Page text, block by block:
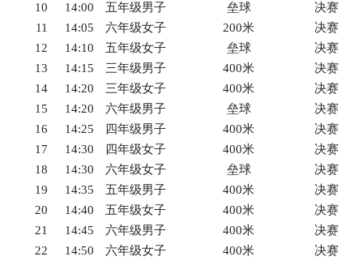
10
14:00 五年级男子 垒球
决赛
11
14:05 六年级女子 200米
决赛
12
14:10 五年级女子 垒球
决赛
13
14:15 三年级男子 400米
决赛
14
14:20 三年级女子 400米
决赛
15
14:20 六年级男子 垒球
决赛
16
14:25 四年级男子 400米
决赛
17
14:30 四年级女子 400米
决赛
18
14:30 六年级女子 垒球
决赛
19
14:35 五年级男子 400米
决赛
20
14:40 五年级女子 400米
决赛
21
14:45 六年级男子 400米
决赛
22
14:50 六年级女子 400米 决赛